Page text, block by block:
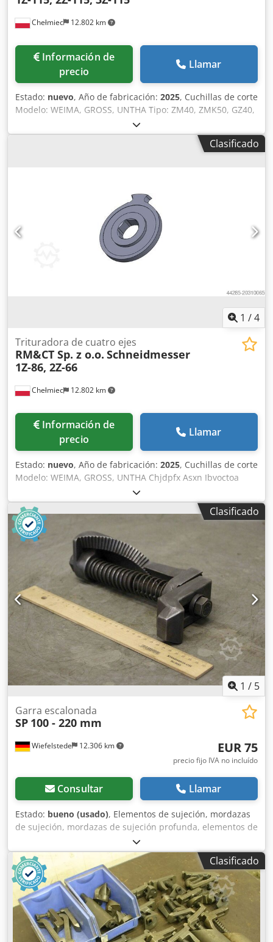
Chełmiec 12.802 km
Información de
precio
Llamar
Estado: nuevo, Año de fabricación: 2025, Cuchillas de corte
Modelo: WEIMA, GROSS, UNTHA Tipo: ZM40, ZMK50, GZ40,
RS40, RS50 Año de fabricación: 2025 Nuevas / listas para
usar inmediatamente 1. Cuchilla 1Z-115 2. Cuchilla 2Z-115
3. Cuchilla 3Z-115 Somos fabricantes de cuchillas deClasificado
1 /4
Chełmiec 12.802 km
Trituradora de cuatro ejes
RM&CT Sp. z o.o. Schneidmesser
1Z-86, 2Z-66
Información de
precio
Llamar
Estado: nuevo, Año de fabricación: 2025, Cuchillas de corte
Modelo: WEIMA, GROSS, UNTHA Chjdpfx Asxn Ibvoctoa
Tipo: ZM30, GZ30, RS30 Año de fabricación: 2025 Nuevas /
listas para su uso inmediato 1. Cuchillas 1Z-66 2. Cuchillas
2Z-66 Somos fabricantes de cuchillas de repuesto y piezas
de recambio para trituradoras y desgarradores.
Clasificado
1 / 5
Wiefelstede 12.306 km
Garra escalonada
SP 100 - 220 mm
EUR 75
precio fijo IVA no incluído
Consultar Llamar
Estado: bueno (usado), Elementos de sujeción, mordazas
de sujeción, mordazas de sujeción profunda, elementos de
soporte para sujeción, herramientas de sujeción,
mordazas escalonadas, dispositivos de baja tensión,
abrazaderas de sujeción, accesorios. Cedpshinykofx Actsha
-Fabricante: SP, mordazas escalonadas, rango de sujeción
de 100 a 220 mm. -Tacos para ranuras en T: mm -
Cantidad: 3 unidades -Precio: por unidad -Dimensiones:
130/70/A245 mm -Peso: 3,3 kg/unidad
Clasificado